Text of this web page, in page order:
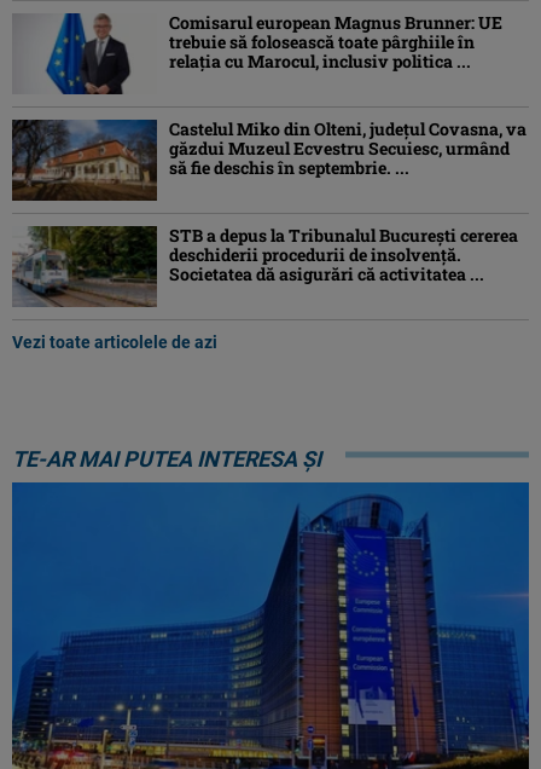
Comisarul european Magnus Brunner: UE
trebuie să folosească toate pârghiile în
relația cu Marocul, inclusiv politica ...
Castelul Miko din Olteni, județul Covasna, va
găzdui Muzeul Ecvestru Secuiesc, urmând
să fie deschis în septembrie. ...
STB a depus la Tribunalul București cererea
deschiderii procedurii de insolvență.
Societatea dă asigurări că activitatea ...
Vezi toate articolele de azi
TE-AR MAI PUTEA INTERESA ȘI